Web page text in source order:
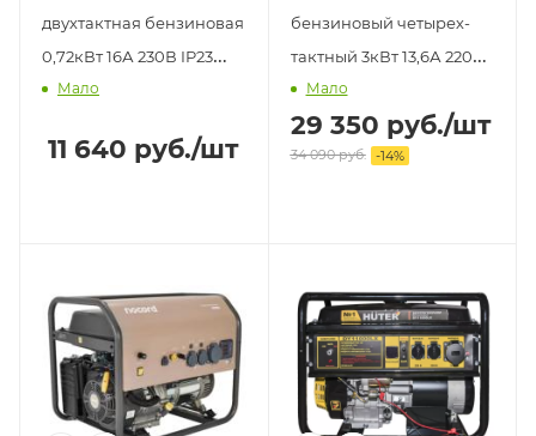
двухтактная бензиновая
0,72кВт 16А 230В IP23
GG951DC Champion
Мало
11 640 руб./шт
бензиновый четырех-
тактный 3кВт 13,6А 220В
IP23 БГ 4000 Р Ресанта
Мало
29 350 руб./шт
34 090руб. -14%